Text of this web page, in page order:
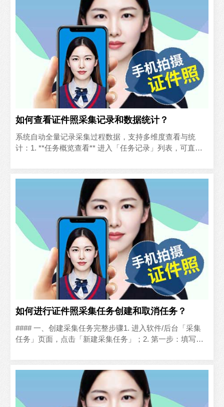
如何查看证件照采集记录和数据统计？
系统自动全量记录采集过程数据，支持多维度查看与统
计：1. **任务概览查看** 进入「任务记录」列表，可直观
如何进行证件照采集任务创建和取消任务？
#### 一、创建采集任务完整步骤1. 进入软件/后台「采集
任务」页面，点击「新建采集任务」；2. 第一步：填写任